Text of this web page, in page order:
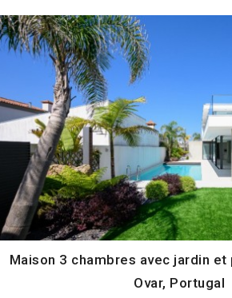
Maison 3 chambres avec jardin
Ovar, Portugal